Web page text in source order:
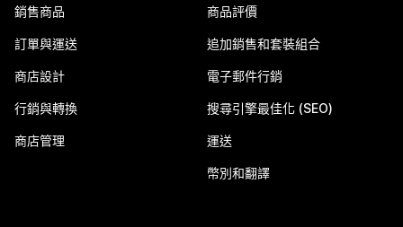
銷售商品
訂單與運送
商店設計
行銷與轉換
商店管理
商品評價
追加銷售和套裝組合
電子郵件行銷
搜尋引擎最佳化 (SEO)
運送
幣別和翻譯